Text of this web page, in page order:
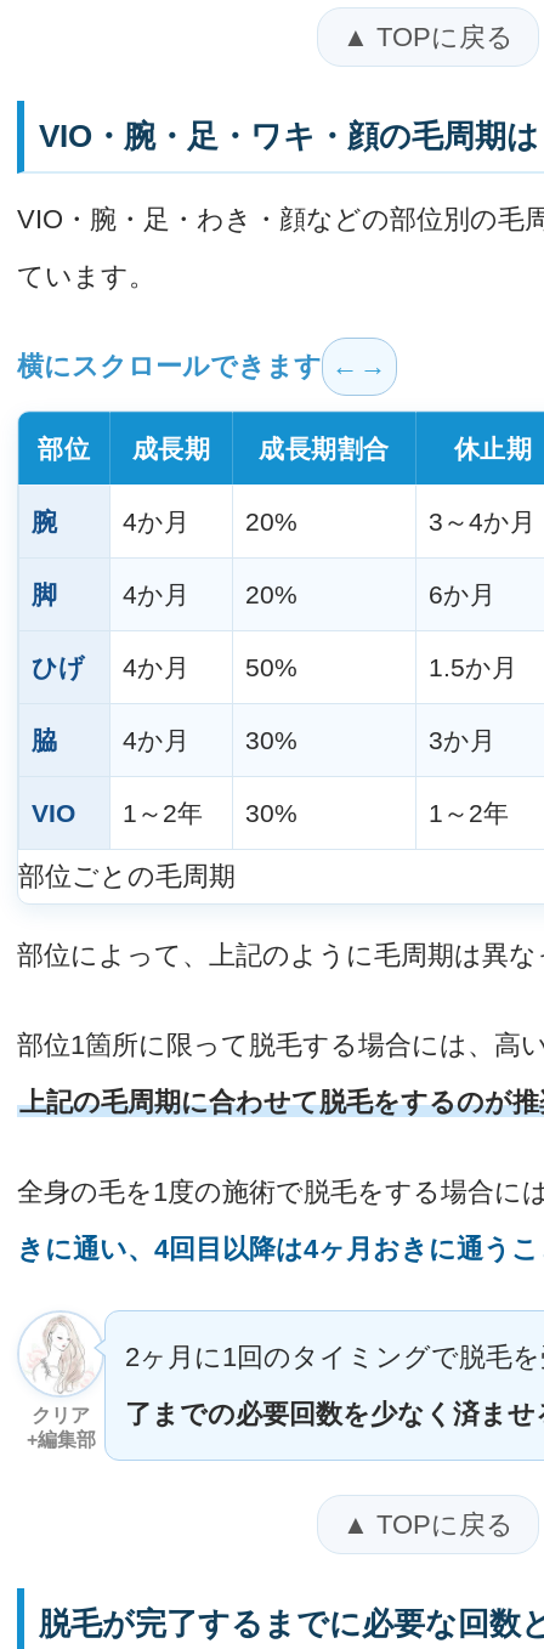
▲ TOPに戻る
VIO・腕・足・ワキ・顔の毛周期
VIO・腕・足・わき・顔などの部位別の毛
ています。
横にスクロールできます
部位 成長期 成長期割合 休止期
腕 4か月 20% 3～4か月
脚 4か月 20% 6か月
ひげ 4か月 50% 1.5か月
脇 4か月 30% 3か月
VIO 1～2年 30% 1～2年
部位ごとの毛周期
部位によって、上記のように毛周期は異
部位1箇所に限って脱毛する場合には、高
上記の毛周期に合わせて脱毛をするのが
全身の毛を1度の施術で脱毛をする場合に
きに通い、4回目以降は4ヶ月おきに通う
クリア
+編集部
2ヶ月に1回のタイミングで脱毛
了までの必要回数を少なく済ま
▲ TOPに戻る
脱毛が完了するまでに必要な回数